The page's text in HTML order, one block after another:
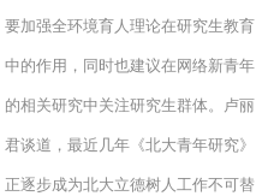
要加强全环境育人理论在研究生教育
中的作用，同时也建议在网络新青年
的相关研究中关注研究生群体。卢丽
君谈道，最近几年《北大青年研究》
正逐步成为北大立德树人工作不可替